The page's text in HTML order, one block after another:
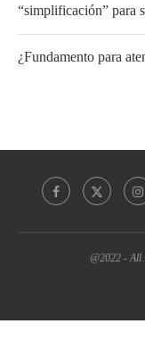
“simplificación” para
¿Fundamento para
@2022 - All